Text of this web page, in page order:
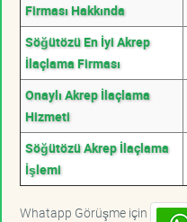
Firması Hakkında
Söğütözü En İyi Akrep
İlaçlama Firması
Onaylı Akrep İlaçlama
Hizmeti
Söğütözü Akrep İlaçlama
İşlemi
Whatapp Görüşme için